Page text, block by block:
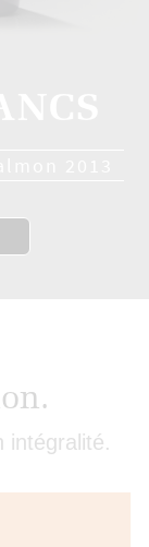
intégralité.